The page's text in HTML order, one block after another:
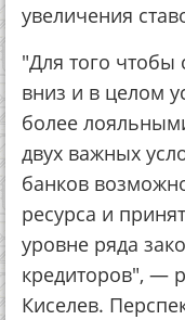
увеличения
"Для того чтобы
вниз и в целом
более
двух важных
банков
ресурса и
уровне ряда
кредиторов", —
Киселев.